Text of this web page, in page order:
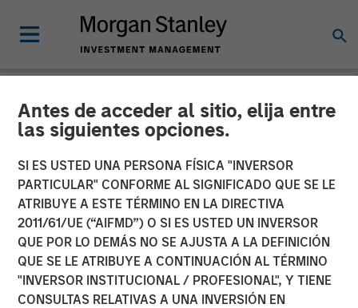
Antes de acceder al sitio, elija entre
las siguientes opciones.
SI ES USTED UNA PERSONA FÍSICA "INVERSOR
PARTICULAR" CONFORME AL SIGNIFICADO QUE SE LE
ATRIBUYE A ESTE TÉRMINO EN LA DIRECTIVA
2011/61/UE (“AIFMD”) O SI ES USTED UN INVERSOR
QUE POR LO DEMÁS NO SE AJUSTA A LA DEFINICIÓN
QUE SE LE ATRIBUYE A CONTINUACIÓN AL TÉRMINO
"INVERSOR INSTITUCIONAL / PROFESIONAL", Y TIENE
CONSULTAS RELATIVAS A UNA INVERSIÓN EN
NEWSROOM
Morgan Stanley Capital
Partners Completes Sale of
World 50 to New
Continuation Fund
Investment Vehicle